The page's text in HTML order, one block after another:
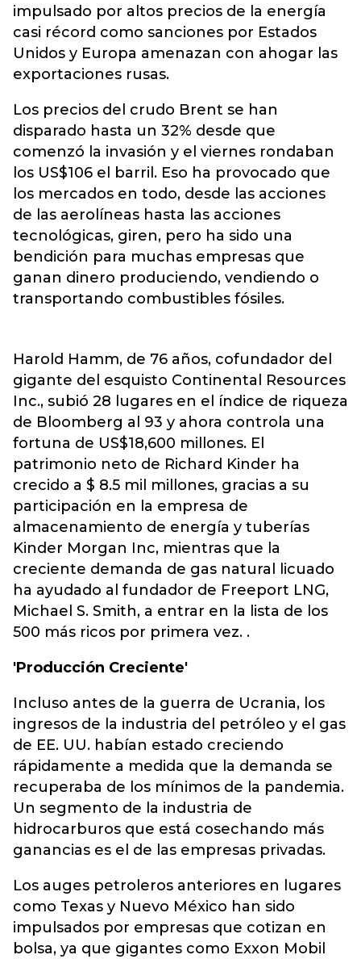
impulsado por altos precios de la energía
casi récord como sanciones por Estados
Unidos y Europa amenazan con ahogar las
exportaciones rusas.
Los precios del crudo Brent se han
disparado hasta un 32% desde que
comenzó la invasión y el viernes rondaban
los US$106 el barril. Eso ha provocado que
los mercados en todo, desde las acciones
de las aerolíneas hasta las acciones
tecnológicas, giren, pero ha sido una
bendición para muchas empresas que
ganan dinero produciendo, vendiendo o
transportando combustibles fósiles.
Harold Hamm, de 76 años, cofundador del
gigante del esquisto Continental Resources
Inc., subió 28 lugares en el índice de riqueza
de Bloomberg al 93 y ahora controla una
fortuna de US$18,600 millones. El
patrimonio neto de Richard Kinder ha
crecido a $ 8.5 mil millones, gracias a su
participación en la empresa de
almacenamiento de energía y tuberías
Kinder Morgan Inc, mientras que la
creciente demanda de gas natural licuado
ha ayudado al fundador de Freeport LNG,
Michael S. Smith, a entrar en la lista de los
500 más ricos por primera vez. .
'Producción Creciente'
Incluso antes de la guerra de Ucrania, los
ingresos de la industria del petróleo y el gas
de EE. UU. habían estado creciendo
rápidamente a medida que la demanda se
recuperaba de los mínimos de la pandemia.
Un segmento de la industria de
hidrocarburos que está cosechando más
ganancias es el de las empresas privadas.
Los auges petroleros anteriores en lugares
como Texas y Nuevo México han sido
impulsados ​​por empresas que cotizan en
bolsa, ya que gigantes como Exxon Mobil